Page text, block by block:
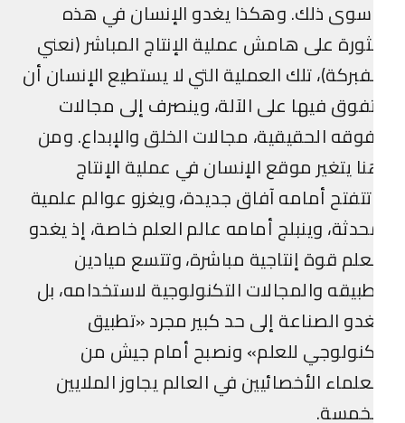
ذلك. وهكذا يغدو الإنسان في هذه
على هامش عملية الإنتاج المباشر (نعني
تلك العملية التي لا يستطيع الإنسان أن
فيها على الآلة، وينصرف إلى مجالات
الحقيقية، مجالات الخلق والإبداع. ومن
يتغير موقع الإنسان في عملية الإنتاج
أمامه آفاق جديدة، ويغزو عوالم علمية
وينبلج أمامه عالم العلم خاصة، إذ يغدو
قوة إنتاجية مباشرة، وتتسع ميادين
والمجالات التكنولوجية لاستخدامه، بل
الصناعة إلى حد كبير مجرد «تطبيق
للعلم» ونصبح أمام جيش من
الأخصائيين في العالم يجاوز الملايين